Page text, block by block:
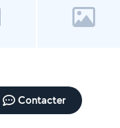
Contacter